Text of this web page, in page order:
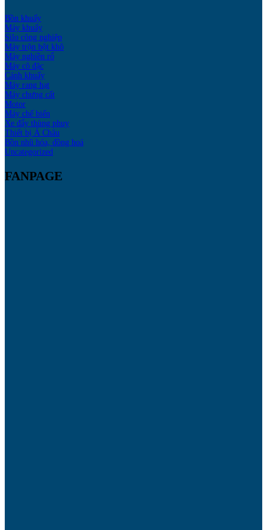
Bồn khuấy
Máy khuấy
Silo công nghiệp
Máy trộn bột khô
Máy nghiền rổ
Máy cô đặc
Cánh khuấy
Máy rang hạt
Máy chưng cất
Motor
Máy chế biến
Xe đẩy thùng phuy
Thiết bị Á Châu
Bồn nhũ hóa, đồng hoá
Uncategorized
FANPAGE